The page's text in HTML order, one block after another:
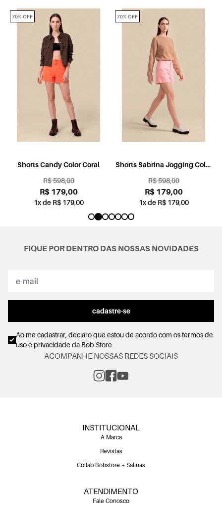
Shorts Candy Color Coral
R$ 598,00
R$ 179,00
1x de R$ 179,00
70% OFF
Shorts Sabrina Jogging Color
R$ 598,00
R$ 179,00
1x de R$ 179,00
70% OFF
FIQUE POR DENTRO DAS NOSSAS NOVIDADES
cadastre-se
Ao me cadastrar, declaro que estou de acordo com ostermos de
uso e privacidadeda Bob Store
ACOMPANHE NOSSAS REDES SOCIAIS
INSTITUCIONAL
A Marca
Revistas
Collab Bobstore + Salinas
ATENDIMENTO
Fale Conosco